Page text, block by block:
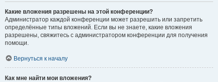
Какие вложения разрешены на этой конференции?
Администратор каждой конференции может разрешить или запретить
определённые типы вложений. Если вы не знаете, какие вложения
разрешены, свяжитесь с администратором конференции для получения
помощи.
Вернуться к началу
Как мне найти мои вложения?